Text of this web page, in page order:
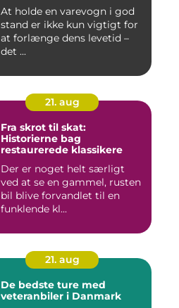
At holde en varevogn i god
stand er ikke kun vigtigt for
at forlænge dens levetid –
det ...
21. aug
Fra skrot til skat:
Historierne bag
restaurerede klassikere
Der er noget helt særligt
ved at se en gammel, rusten
bil blive forvandlet til en
funklende kl...
21. aug
De bedste ture med
veteranbiler i Danmark